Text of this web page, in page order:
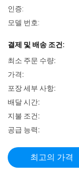
인증:
모델 번호:
결제 및 배송 조건:
최소 주문 수량:
가격:
포장 세부 사항:
배달 시간:
지불 조건:
공급 능력:
최고의 가격